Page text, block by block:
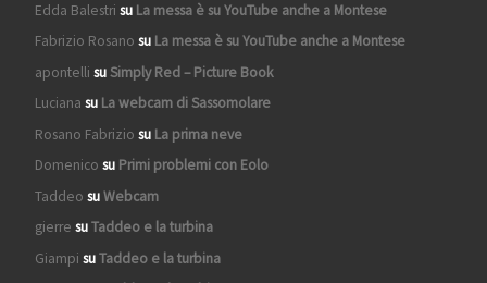
Edda Balestri su La messa è su YouTube anche a Montese
Fabrizio Rosano su La messa è su YouTube anche a Montese
apontelli suSimply Red – Picture Book
Luciana su La webcam di Sassomolare
Rosano Fabrizio su La prima neve
Domenico su Primi problemi con Eolo
Taddeo suWebcam
gierre suTaddeo e la turbina
Giampi suTaddeo e la turbina